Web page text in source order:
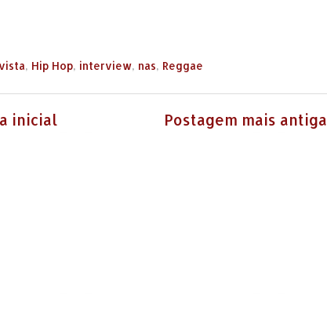
, Hip Hop, interview, nas, Reggae
Postagem mais antiga
inicial